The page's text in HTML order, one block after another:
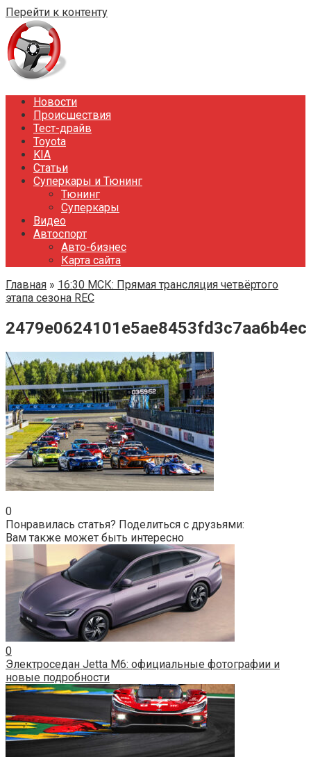
Перейти к контенту
Новости
Происшествия
Тест-драйв
Toyota
KIA
Статьи
Суперкары и Тюнинг
Тюнинг
Суперкары
Видео
Автоспорт
Авто-бизнес
Карта сайта
Главная » 16:30 МСК: Прямая трансляция четвёртого
этапа сезона REC
2479e0624101e5ae8453fd3c7aa6b4ec
0
Понравилась статья? Поделиться с друзьями:
Вам также может быть интересно
0
Электроседан Jetta M6: официальные фотографии и
новые подробности